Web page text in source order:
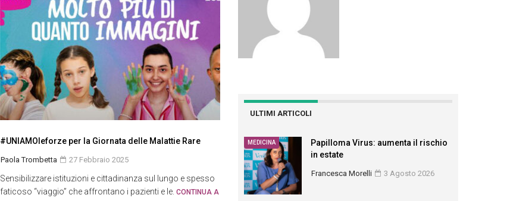
#UNIAMOleforze per la Giornata delle Malattie Rare
Paola Trombetta 27 Febbraio 2025
Sensibilizzare istituzioni e cittadinanza sul lungo e spesso
faticoso “viaggio” che affrontano i pazienti e le. CONTINUA A
ULTIMI ARTICOLI
MEDICINA
Papilloma Virus: aumenta il rischio
in estate
Francesca Morelli 3 Agosto 2026